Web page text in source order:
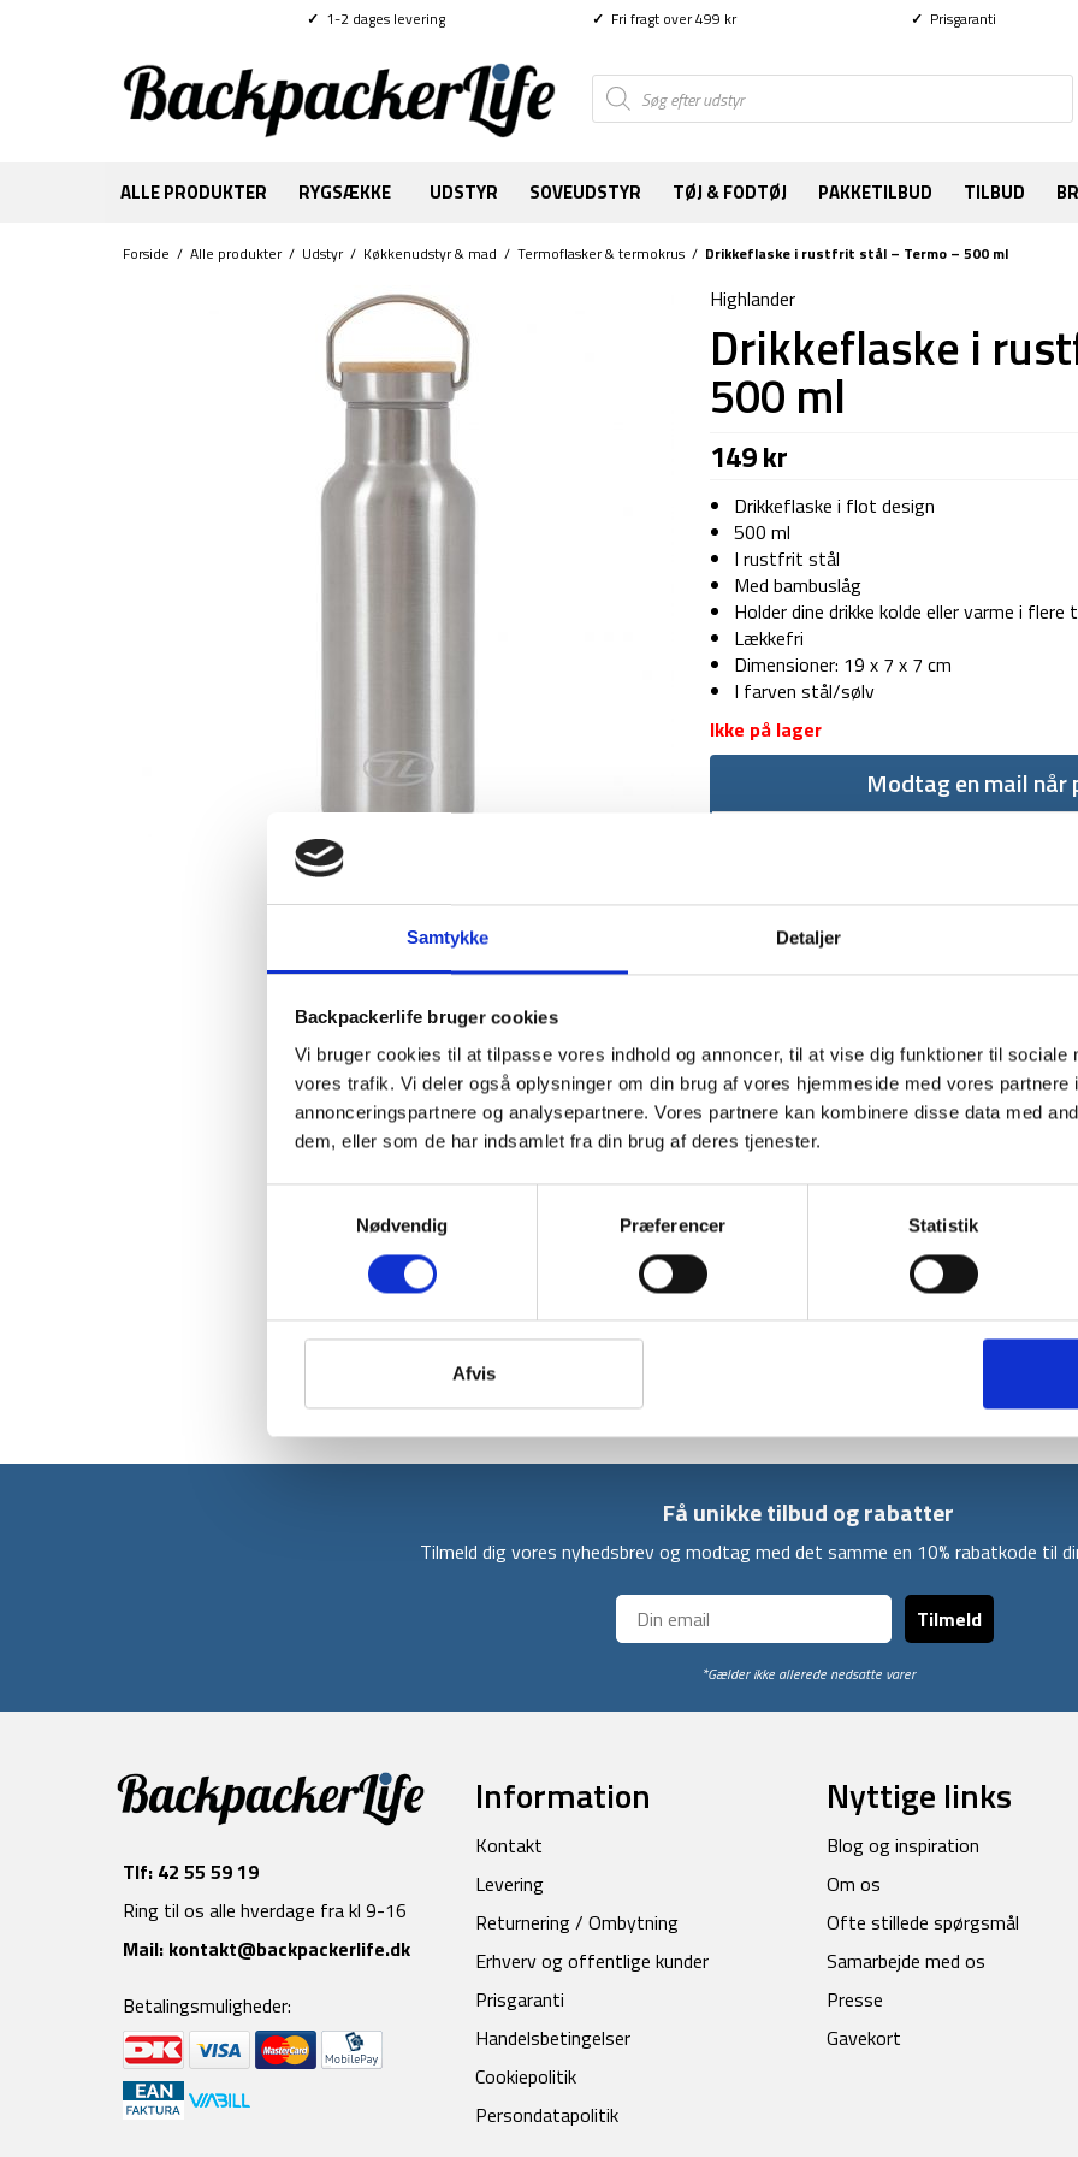
Samtykke Detaljer
Backpackerlife bruger cookies
Vi bruger cookies til at tilpasse vores indhold og annoncer, til at vise dig funktioner til sociale
vores trafik. Vi deler også oplysninger om din brug af vores hjemmeside med vores partnere
annonceringspartnere og analysepartnere. Vores partnere kan kombinere disse data med
dem, eller som de har indsamlet fra din brug af deres tjenester.
Nødvendig
Præferencer Statistik
Afvis
✓ 1-2 dages levering ✓ Fri fragt over 499 kr ✓ Prisgaranti
Products
search
ALLE PRODUKTER RYGSÆKKE UDSTYR SOVEUDSTYR TØJ & FODTØJ PAKKETILBUD TILBUD
Forside / Alle produkter/ Udstyr/ Køkkenudstyr & mad / Termoflasker & termokrus / Drikkeflaske i rustfrit stål – Termo – 500 ml
Highlander
Drikkeflaske i
500 ml
149kr
Drikkeflaske i flot design
500 ml
I rustfrit stål
Med bambuslåg
Holder dine drikke kolde eller varme i flere
Lækkefri
Dimensioner: 19 x 7 x 7 cm
I farven stål/sølv
Ikke på lager
Modtag en mail når
Denne flotte drikkeflaske er fra skotske
rustfrit stål med et låg i bambus. Da
dine drikke kolde eller varme i adskillige
For at sikre holdbarheden er drikkeflasken
Få unikke tilbud og rabatter
Tilmeld dig vores nyhedsbrev og modtag med det samme en 10% rabatkode til
Tilmeld
*Gælder ikke allerede nedsatte varer
Tlf: 42 55 59 19
Ring til os alle hverdage fra kl 9-16
Mail: kontakt@backpackerlife.dk
Betalingsmuligheder:
Information
Kontakt
Levering
Returnering / Ombytning
Erhverv og offentlige kunder
Prisgaranti
Handelsbetingelser
Cookiepolitik
Persondatapolitik
Nyttige links
Blog og inspiration
Om os
Ofte stillede spørgsmål
Samarbejde med os
Presse
Gavekort